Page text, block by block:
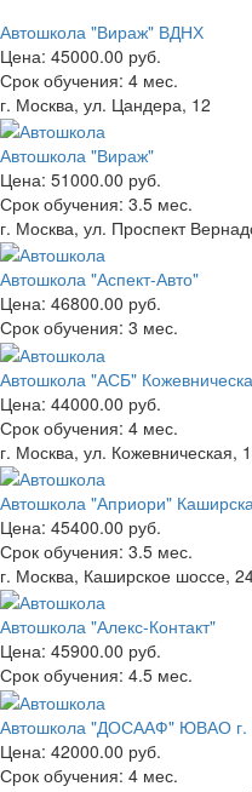
Автошкола "Вираж" ВДНХ
Цена: 45000.00 руб.
Срок обучения: 4 мес.
г. Москва, ул. Цандера, 12
Автошкола "Вираж"
Цена: 51000.00 руб.
Срок обучения: 3.5 мес.
г. Москва, ул. Проспект
Автошкола "Аспект-Авто"
Цена: 46800.00 руб.
Срок обучения: 3 мес.
Автошкола "АСБ"
Цена: 44000.00 руб.
Срок обучения: 4 мес.
г. Москва, ул. Кожевническая,
Автошкола "Априори"
Цена: 45400.00 руб.
Срок обучения: 3.5 мес.
г. Москва, Каширское шоссе,
Автошкола "Алекс-Контакт"
Цена: 45900.00 руб.
Срок обучения: 4.5 мес.
Автошкола "ДОСААФ" ЮВАО г.
Цена: 42000.00 руб.
Срок обучения: 4 мес.